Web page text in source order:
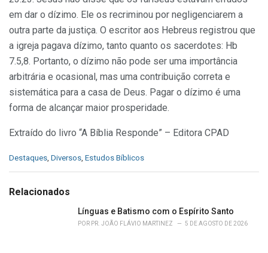
em dar o dízimo. Ele os recriminou por negligencia­rem a
outra parte da justiça. O escritor aos Hebreus registrou que
a igreja pagava dízi­mo, tanto quanto os sacerdotes: Hb
7.5,8. Portanto, o dízimo não pode ser uma im­portância
arbitrária e ocasional, mas uma contribuição correta e
sistemática para a casa de Deus. Pagar o dízimo é uma
forma de alcançar maior prosperidade.
Extraído do livro “A Bíblia Responde” – Editora CPAD
C
e
Destaques Diversos Estudos Bíblicos
Relacionados
Línguas e Batismo com o Espírito Santo
POR PR. JOÃO FLÁVIO MARTINEZ 5 DE AGOSTO DE 2026